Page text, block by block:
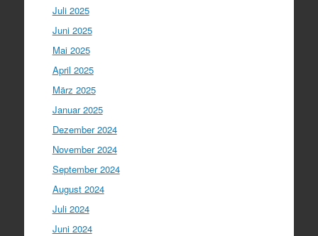
Juli 2025
Juni 2025
Mai 2025
April 2025
März 2025
Januar 2025
Dezember 2024
November 2024
September 2024
August 2024
Juli 2024
Juni 2024